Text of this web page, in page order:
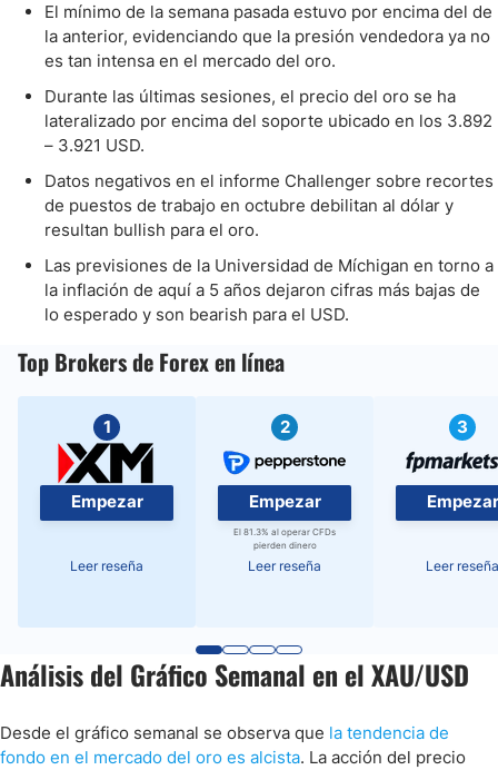
El mínimo de la semana pasada estuvo por encima del de
la anterior, evidenciando que la presión vendedora ya no
es tan intensa en el mercado del oro.
Durante las últimas sesiones, el precio del oro se ha
lateralizado por encima del soporte ubicado en los 3.892
– 3.921 USD.
Datos negativos en el informe Challenger sobre recortes
de puestos de trabajo en octubre debilitan al dólar y
resultan bullish para el oro.
Las previsiones de la Universidad de Míchigan en torno a
la inflación de aquí a 5 años dejaron cifras más bajas de
lo esperado y son bearish para el USD.
Top Brokers de Forex en línea
1
Empezar
Leer reseña
2
Empezar
El 81.3% al operar CFDs
pierden dinero
Leer reseña
3
Empezar
Leer reseña
Análisis del Gráfico Semanal en el XAU/USD
Desde el gráfico semanal se observa que la tendencia de
fondo en el mercado del oro es alcista. La acción del precio